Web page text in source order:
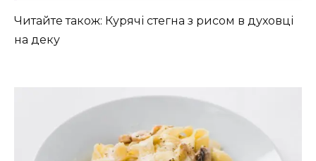
Читайте також: Курячі стегна з рисом в духовці
на деку